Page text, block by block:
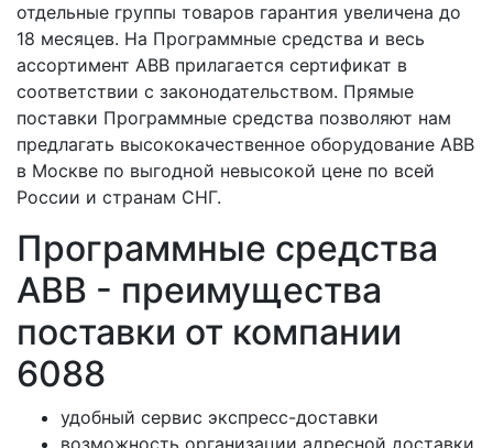
отдельные группы товаров гарантия увеличена до
18 месяцев. На Программные средства и весь
ассортимент ABB прилагается сертификат в
соответствии с законодательством. Прямые
поставки Программные средства позволяют нам
предлагать высококачественное оборудование ABB
в Москве по выгодной невысокой цене по всей
России и странам СНГ.
Программные средства
ABB - преимущества
поставки от компании
6088
удобный сервис экспресс-доставки
возможность организации адресной доставки